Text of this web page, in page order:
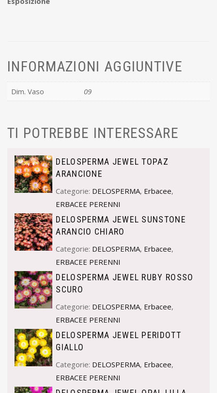
INFORMAZIONI AGGIUNTIVE
Dim. Vaso 09
TI POTREBBE INTERESSARE
DELOSPERMA JEWEL TOPAZ
ARANCIONE
Categorie: DELOSPERMA, Erbacee,
ERBACEE PERENNI
DELOSPERMA JEWEL SUNSTONE
ARANCIO CHIARO
Categorie: DELOSPERMA, Erbacee,
ERBACEE PERENNI
DELOSPERMA JEWEL RUBY ROSSO
SCURO
Categorie: DELOSPERMA, Erbacee,
ERBACEE PERENNI
DELOSPERMA JEWEL PERIDOTT
GIALLO
Categorie: DELOSPERMA, Erbacee,
ERBACEE PERENNI